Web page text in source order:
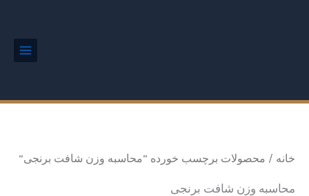
خانه / محصولات برچسب خورده “محاسبه وزن شافت برنجی”
محاسبه وزن شافت برنجی